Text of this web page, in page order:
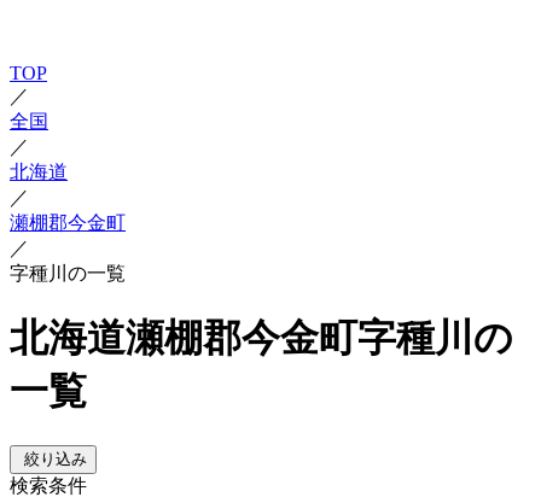
TOP
／
全国
／
北海道
／
瀬棚郡今金町
／
字種川の一覧
北海道瀬棚郡今金町字種川の
一覧
絞り込み
検索条件